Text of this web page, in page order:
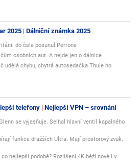
2025 Dálniční známka 2025
do čela posunul Perrone
osobních aut. A nejde jen o dálnice
udělá chybu, chytrá autosedačka Thule ho
telefony Nejlepší VPN – srovnání
se vyjasňuje. Selhal hlavní ventil kapalného
funkce dražších Ultra. Mají prostorový zvuk,
nejlepší podobě? Rozlišení 4K běží nově i v